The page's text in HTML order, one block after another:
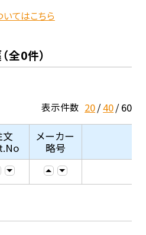
てはこちら
全0件）
表示件数 20 40 60
文
メーカー
略号